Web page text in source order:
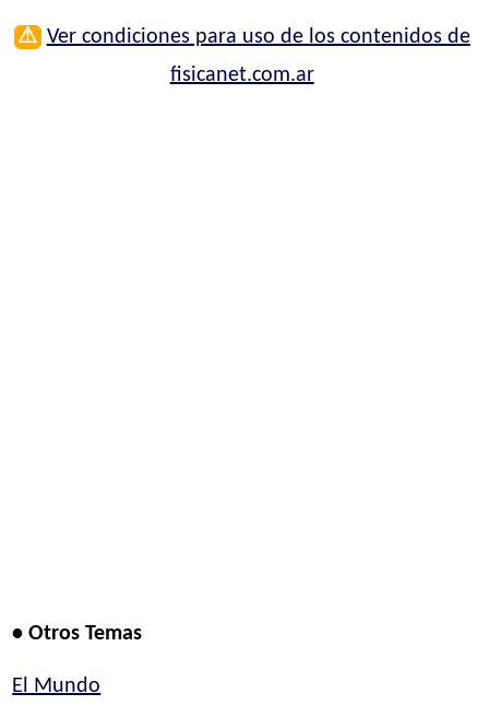
⚠ Ver condiciones para uso de los contenidos de
fisicanet.com.ar
• Otros Temas
El Mundo